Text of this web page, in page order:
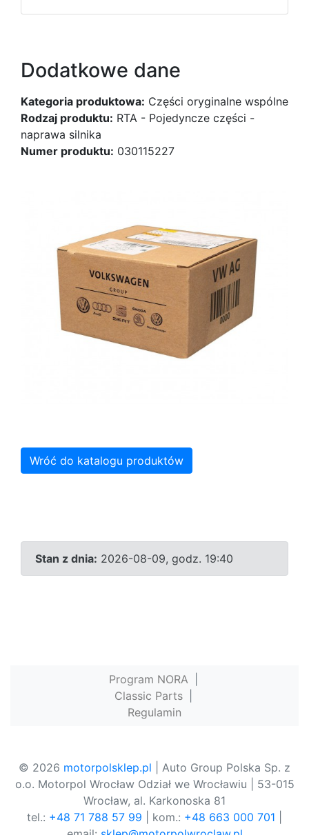
Dodatkowe dane
Kategoria produktowa: Części oryginalne wspólne
Rodzaj produktu: RTA - Pojedyncze części -
naprawa silnika
Numer produktu: 030115227
Wróć do katalogu produktów
Stan z dnia: 2026-08-09, godz. 19:40
Program NORA
Classic Parts
Regulamin
© 2026 motorpolsklep.pl | Auto Group Polska Sp. z
o.o. Motorpol Wrocław Odział we Wrocławiu | 53-015
Wrocław, al. Karkonoska 81
tel.: +48 71 788 57 99 | kom.: +48 663 000 701